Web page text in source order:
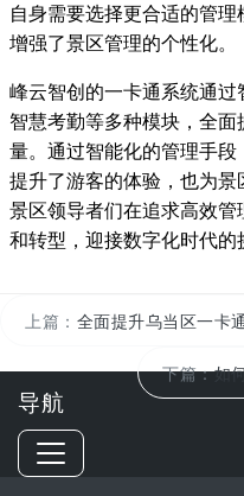
自身需要选择更合适的管
增强了景区管理的个性化。
峰云智创的一卡通系统通过
智慧考勤等多种模块，全
量。通过智能化的管理手
提升了游客的体验，也为景
景区领导者们在追求高效
和转型，迎接数字化时代的
上篇： 全面提升乌当区一卡
下篇：如
导航